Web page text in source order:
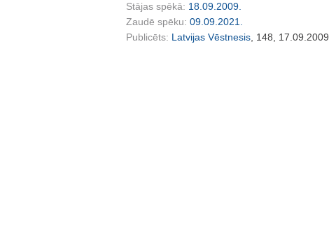
Stājas spēkā: 18.09.2009.
Zaudē spēku: 09.09.2021.
Publicēts: Latvijas Vēstnesis , 148, 17.09.2009.